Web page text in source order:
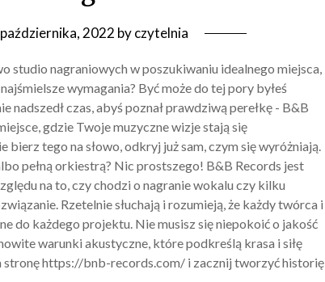
2022 byczytelnia
studio nagraniowych w poszukiwaniu idealnego miejsca,
wymagania? Być może do tej pory byłeś
nadszedł czas, abyś poznał prawdziwą perełkę - B&B
gdzie Twoje muzyczne wizje stają się
bierz tego na słowo, odkryj już sam, czym się wyróżniają.
pełną orkiestrą? Nic prostszego! B&B Records jest
na to, czy chodzi o nagranie wokalu czy kilku
Rzetelnie słuchają i rozumieją, że każdy twórca i
do każdego projektu. Nie musisz się niepokoić o jakość
warunki akustyczne, które podkreślą krasa i siłę
stronę https://bnb-records.com/ i zacznij tworzyć historię